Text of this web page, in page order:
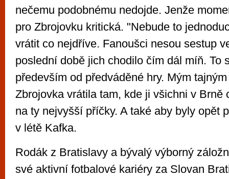
nečemu podobnému nedojde. Jenže
pro Zbrojovku kritická. "Nebude to
vrátit co nejdříve. Fanoušci nesou sestup
poslední době jich chodilo čím dál míň. To
především od předváděné hry. Mým
Zbrojovka vrátila tam, kde ji všichni v Brně
na ty nejvyšší příčky. A také aby byly opět
v létě Kafka.
Rodák z Bratislavy a bývalý výborný
své aktivní fotbalové kariéry za Slovan